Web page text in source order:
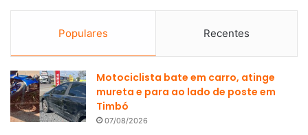
Populares Recentes
Motociclista bate em carro, atinge
mureta e para ao lado de poste em
Timbó
07/08/2026